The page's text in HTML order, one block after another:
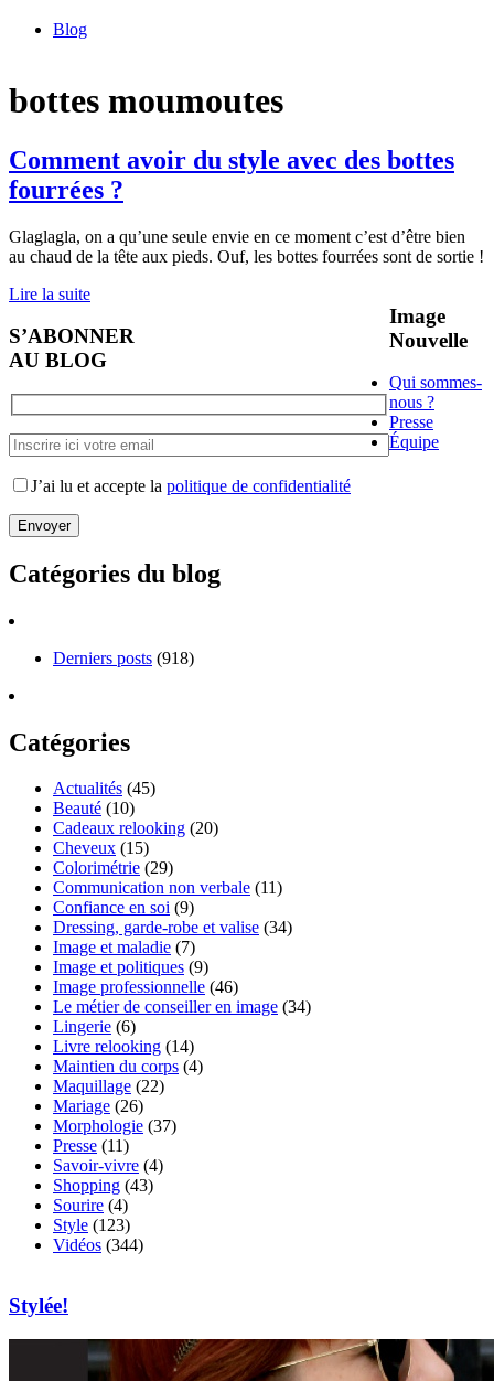
Blog
bottes moumoutes
Comment avoir du style avec des bottes
fourrées ?
Glaglagla, on a qu’une seule envie en ce moment c’est d’être bien
au chaud de la tête aux pieds. Ouf, les bottes fourrées sont de sortie !
Lire la suite
S’ABONNER
AU BLOG
J’ai lu et accepte la politique de confidentialité
Catégories du blog
Derniers posts (918)
Catégories
Actualités (45)
Beauté (10)
Cadeaux relooking (20)
Cheveux (15)
Colorimétrie (29)
Communication non verbale (11)
Confiance en soi (9)
Dressing, garde-robe et valise (34)
Image et maladie (7)
Image et politiques (9)
Image professionnelle (46)
Le métier de conseiller en image (34)
Lingerie (6)
Livre relooking (14)
Maintien du corps (4)
Maquillage (22)
Mariage (26)
Morphologie (37)
Presse (11)
Savoir-vivre (4)
Shopping (43)
Sourire (4)
Style (123)
Vidéos (344)
Stylée!
Image
Nouvelle
Qui sommes-
nous ?
Presse
Équipe